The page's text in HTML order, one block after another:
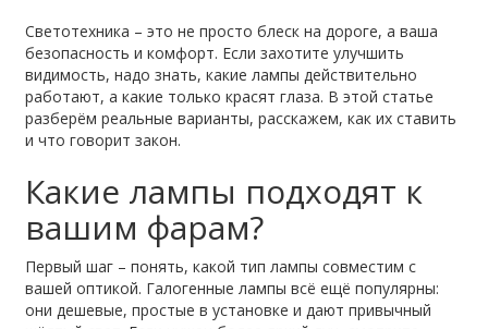
Светотехника – это не просто блеск на дороге, а ваша
безопасность и комфорт. Если захотите улучшить
видимость, надо знать, какие лампы действительно
работают, а какие только красят глаза. В этой статье
разберём реальные варианты, расскажем, как их ставить
и что говорит закон.
Какие лампы подходят к
вашим фарам?
Первый шаг – понять, какой тип лампы совместим с
вашей оптикой. Галогенные лампы всё ещё популярны:
они дешевые, простые в установке и дают привычный